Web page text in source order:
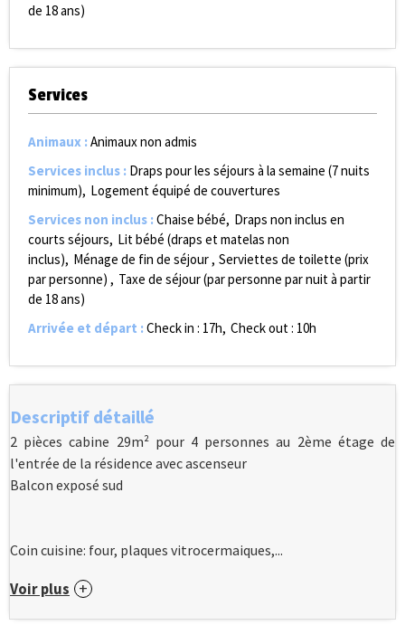
de 18 ans)
Services
Animaux :Animaux non admis
Services inclus : Draps pour les séjours à la semaine (7 nuits
minimum) Logement équipé de couvertures
Services non inclus :Chaise bébé Draps non inclus en
courts séjours Lit bébé (draps et matelas non
inclus) Ménage de fin de séjour
Serviettes de toilette (prix
par personne)
Taxe de séjour (par personne par nuit à partir
de 18 ans)
Arrivée et départ :Check in : 17h Check out : 10h
Descriptif détaillé
2 pièces cabine 29m² pour 4 personnes au 2ème étage de
l'entrée de la résidence avec ascenseur
Balcon exposé sud
Coin cuisine: four, plaques vitrocermaiques,...
Voir plus